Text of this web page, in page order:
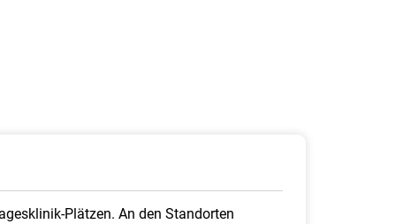
Plätzen. An den Standorten